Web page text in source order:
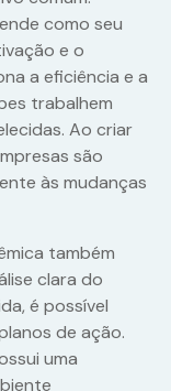
como seu
e o
a eficiência e a
trabalhem
Ao criar
são
às mudanças
também
clara do
é possível
de ação.
uma